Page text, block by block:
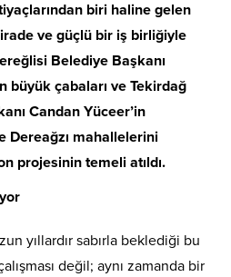
biri haline gelen
ve güçlü bir iş birliğiyle
Belediye Başkanı
büyük çabaları ve Tekirdağ
Candan Yüceer’in
Dereağzı mahallelerini
projesinin temeli atıldı.
yıllardır sabırla beklediği bu
değil; aynı zamanda bir